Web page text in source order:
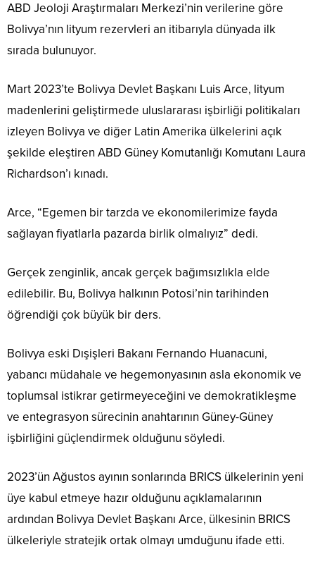
ABD Jeoloji Araştırmaları Merkezi’nin verilerine göre
Bolivya’nın lityum rezervleri an itibarıyla dünyada ilk
sırada bulunuyor.
Mart 2023’te Bolivya Devlet Başkanı Luis Arce, lityum
madenlerini geliştirmede uluslararası işbirliği politikaları
izleyen Bolivya ve diğer Latin Amerika ülkelerini açık
şekilde eleştiren ABD Güney Komutanlığı Komutanı Laura
Richardson’ı kınadı.
Arce, “Egemen bir tarzda ve ekonomilerimize fayda
sağlayan fiyatlarla pazarda birlik olmalıyız” dedi.
Gerçek zenginlik, ancak gerçek bağımsızlıkla elde
edilebilir. Bu, Bolivya halkının Potosi’nin tarihinden
öğrendiği çok büyük bir ders.
Bolivya eski Dışişleri Bakanı Fernando Huanacuni,
yabancı müdahale ve hegemonyasının asla ekonomik ve
toplumsal istikrar getirmeyeceğini ve demokratikleşme
ve entegrasyon sürecinin anahtarının Güney-Güney
işbirliğini güçlendirmek olduğunu söyledi.
2023’ün Ağustos ayının sonlarında BRICS ülkelerinin yeni
üye kabul etmeye hazır olduğunu açıklamalarının
ardından Bolivya Devlet Başkanı Arce, ülkesinin BRICS
ülkeleriyle stratejik ortak olmayı umduğunu ifade etti.